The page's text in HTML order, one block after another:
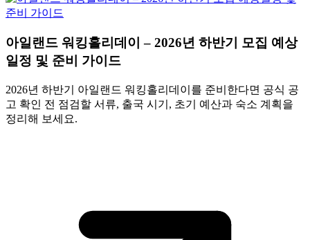
아일랜드 워킹홀리데이 – 2026년 하반기 모집 예상
일정 및 준비 가이드
2026년 하반기 아일랜드 워킹홀리데이를 준비한다면 공식 공
고 확인 전 점검할 서류, 출국 시기, 초기 예산과 숙소 계획을
정리해 보세요.